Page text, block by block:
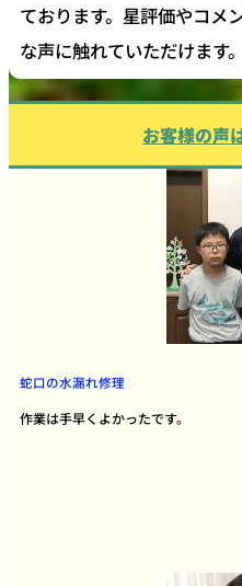
ております。星評価やコメ
な声に触れていただけます。
お客様の声
蛇口の水漏れ修理
作業は手早くよかったです。